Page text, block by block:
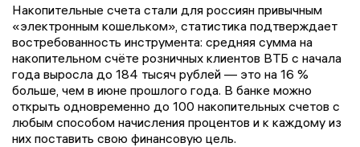
Накопительные счета стали для россиян привычным
«электронным кошельком», статистика подтверждает
востребованность инструмента: средняя сумма на
накопительном счёте розничных клиентов ВТБ с начала
года выросла до 184 тысяч рублей — это на 16 %
больше, чем в июне прошлого года. В банке можно
открыть одновременно до 100 накопительных счетов с
любым способом начисления процентов и к каждому из
них поставить свою финансовую цель.